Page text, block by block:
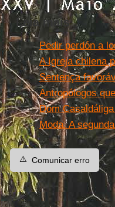
Leia mais
Pedir perdón a
A Igreja chilena
Sentença
Antropólogos
Dom
Moda. A
⚠️ Comunicar erro